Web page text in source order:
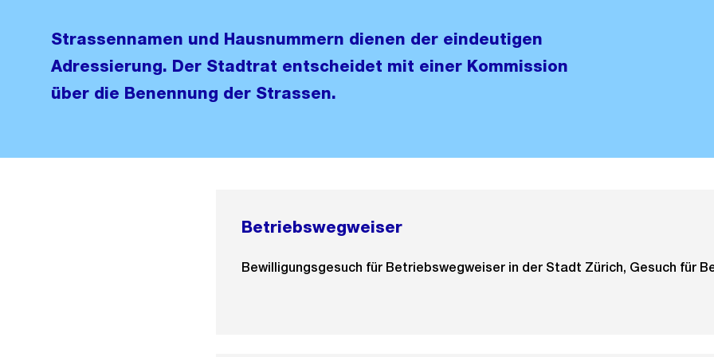
Strassennamen und Hausnummern dienen der eindeutigen
Adressierung. Der Stadtrat entscheidet mit einer Kommission
über die Benennung der Strassen.
Betriebswegweiser
Bewilligungsgesuch für Betriebswegweiser in der Stadt Zürich, Gesuch für